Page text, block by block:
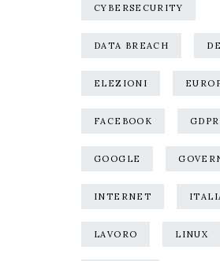
CYBERSECURITY
DATA BREACH
ELEZIONI
FACEBOOK GDPR
GOOGLE
INTERNET
LAVORO LINUX